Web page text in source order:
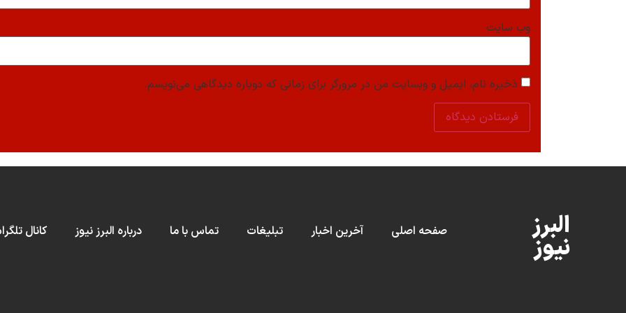
وب‌ سایت
ذخیره نام، ایمیل و وبسایت من در مرورگر برای زمانی که دوباره دیدگاهی می‌نویسم.
البرز
نیوز
صفحه اصلی آخرین اخبار تبلیغات تماس با ما درباره البرز نیوز کانال